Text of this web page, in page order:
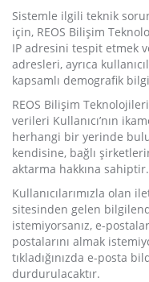
Sistemle ilgili teknik
için, REOS Bilişim
IP adresini tespit etmek
adresleri, ayrıca
kapsamlı demografik
REOS Bilişim
verileri Kullanıcı’nın
herhangi bir yerinde
kendisine, bağlı
aktarma hakkına sahiptir.
Kullanıcılarımızla olan
sitesinden gelen
istemiyorsanız, e-
postalarını almak
tıkladığınızda e-posta
durdurulacaktır.